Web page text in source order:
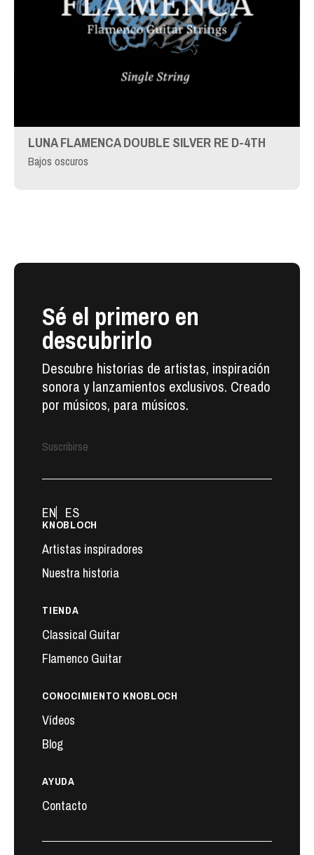
LUNA FLAMENCA DOUBLE SILVER RE D-4TH
Bajos oscuros
Sé el primero en
descubrirlo
Descubre historias de artistas, inspiración
sonora y lanzamientos exclusivos. Creado
por músicos, para músicos.
Suscribirse
KNOBLOCH
Artistas inspiradores
Nuestra historia
TIENDA
Classical Guitar
Flamenco Guitar
CONOCIMIENTO KNOBLOCH
Vídeos
Blog
AYUDA
Contacto
EN ES